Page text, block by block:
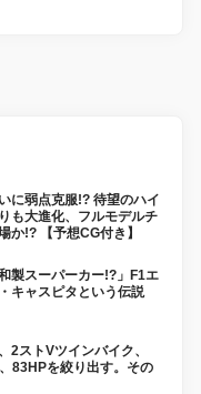
に弱点克服!? 待望のハイ
も大進化、フルモデルチ
か!? 【予想CG付き】
製スーパーカー!?」F1エ
キャスピタという伝説
2ストVツインバイク、
83HPを絞り出す。その